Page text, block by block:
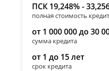
ПСК 19,248% -
полная стоимость
от 1 000 000 до 30
сумма кредита
от 1 до 15 лет
срок кредита